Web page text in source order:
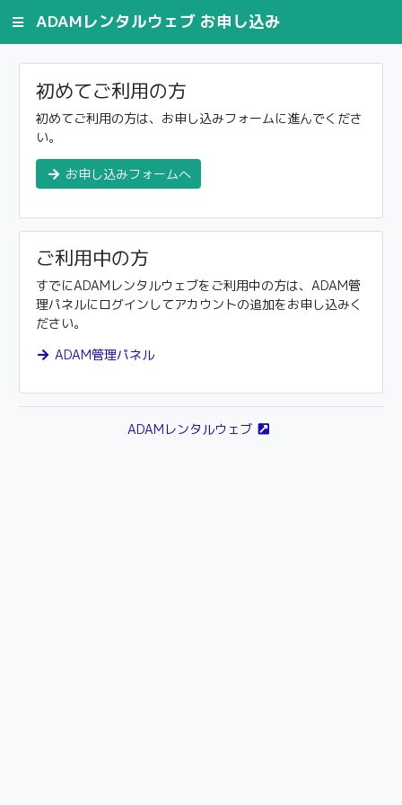
ADAMレンタルウェブ お申し込み
初めてご利用の方
初めてご利用の方は、お申し込みフォームに進んでくださ
い。
お申し込みフォームへ
ご利用中の方
すでにADAMレンタルウェブをご利用中の方は、ADAM管
理パネルにログインしてアカウントの追加をお申し込みく
ださい。
ADAM管理パネル
ADAMレンタルウェブ